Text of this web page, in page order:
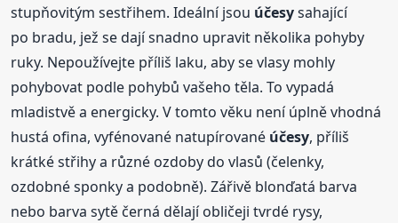
stupňovitým sestřihem. Ideální jsou účesysahající
po bradu, jež se dají snadno upravit několika pohyby
ruky. Nepoužívejte příliš laku, aby se vlasy mohly
pohybovat podle pohybů vašeho těla. To vypadá
mladistvě a energicky. V tomto věku není úplně vhodná
hustá ofina, vyfénované natupírované účesy, příliš
krátké střihy a různé ozdoby do vlasů (čelenky,
ozdobné sponky a podobně). Zářivě blonďatá barva
nebo barva sytě černá dělají obličeji tvrdé rysy,